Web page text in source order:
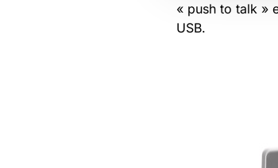
« push to talk »
USB.